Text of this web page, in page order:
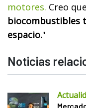
motores. Creo que
biocombustibles
espacio."
Noticias